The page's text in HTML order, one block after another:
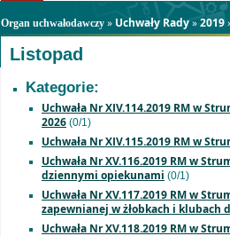
Organ uchwałodawczy » Uchwały Rady»2019
Listopad
Kategorie:
Uchwała Nr XIV.114.2019 RM w
2026 (0/1)
Uchwała Nr XIV.115.2019 RM w
Uchwała Nr XV.116.2019 RM w
dziennymi opiekunami (0/1)
Uchwała Nr XV.117.2019 RM w
zapewnianej w żłobkach i klubach
Uchwała Nr XV.118.2019 RM w